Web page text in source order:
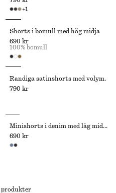
+1
Shorts i bomull med hög midja
690 kr
100% bomull
Randiga satinshorts med volym.
790 kr
Minishorts i denim med låg midja
690 kr
produkter